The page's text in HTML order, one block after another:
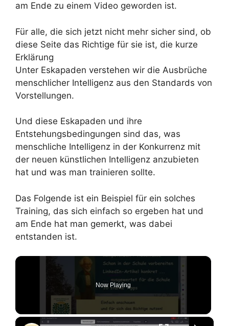
am Ende zu einem Video geworden ist.
Für alle, die sich jetzt nicht mehr sicher sind, ob
diese Seite das Richtige für sie ist, die kurze
Erklärung
Unter Eskapaden verstehen wir die Ausbrüche
menschlicher Intelligenz aus den Standards von
Vorstellungen.
Und diese Eskapaden und ihre
Entstehungsbedingungen sind das, was
menschliche Intelligenz in der Konkurrenz mit
der neuen künstlichen Intelligenz anzubieten
hat und was man trainieren sollte.
Das Folgende ist ein Beispiel für ein solches
Training, das sich einfach so ergeben hat und
am Ende hat man gemerkt, was dabei
entstanden ist.
Now Playing